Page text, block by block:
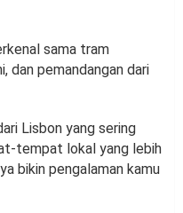
sama tram
dan pemandangan dari
Lisbon yang sering
tempat lokal yang lebih
bikin pengalaman kamu